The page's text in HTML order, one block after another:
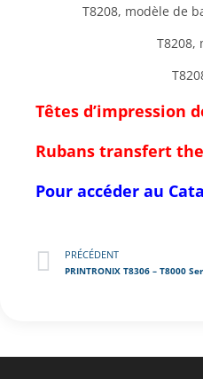
T8208, modèle de
T8208,
Têtes d’impression
Rubans transfert
Pour accéder au
PRÉCÉDENT